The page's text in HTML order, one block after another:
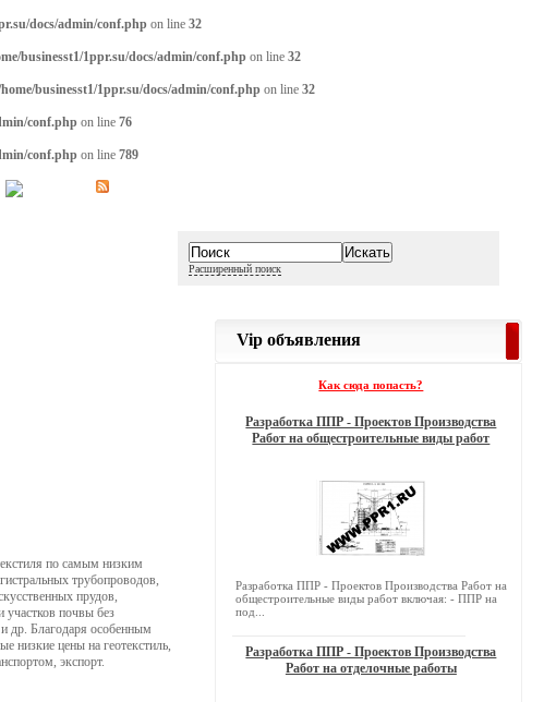
docs/admin/conf.php on line 32
businesst1/1ppr.su/docs/admin/conf.php on line 32
businesst1/1ppr.su/docs/admin/conf.php on line 32
conf.php on line 76
conf.php on line 789
Расширенный поиск
по самым низким
трубопроводов,
прудов,
участков почвы без
др. Благодаря особенным
низкие цены на геотекстиль,
экспорт.
Vip объявления
Как сюда попасть?
Разработка ППР - Проектов Производства
Работ на общестроительные виды работ
Разработка ППР - Проектов Производства Работ на
общестроительные виды работ включая: - ППР на
под...
Разработка ППР - Проектов Производства
Работ на отделочные работы